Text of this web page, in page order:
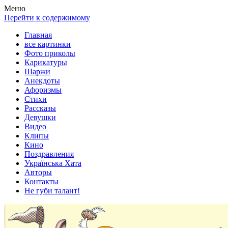
Весела хата — прикольные картинки, смешные истории, клипы!
Покажем всем ваши фото приколы, карикатуры, шаржи, стихи,
Меню
Перейти к содержимому
Главная
все картинки
Фото приколы
Карикатуры
Шаржи
Анекдоты
Афоризмы
Стихи
Рассказы
Девушки
Видео
Клипы
Кино
Поздравления
Українська Хата
Авторы
Контакты
Не губи талант!